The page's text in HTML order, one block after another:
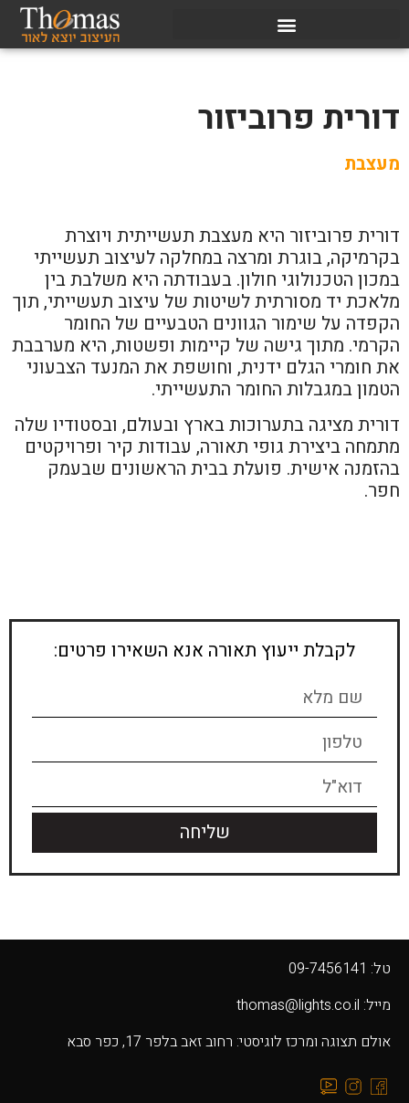
דורית פרוביזור
מעצבת
דורית פרוביזור היא מעצבת תעשייתית ויוצרת
בקרמיקה, בוגרת ומרצה במחלקה לעיצוב תעשייתי
במכון הטכנולוגי חולון. בעבודתה היא משלבת בין
מלאכת יד מסורתית לשיטות של עיצוב תעשייתי, תוך
הקפדה על שימור הגוונים הטבעיים של החומר
הקרמי. מתוך גישה של קיימות ופשטות, היא מערבבת
את חומרי הגלם ידנית, וחושפת את המנעד הצבעוני
הטמון במגבלות החומר התעשייתי.
דורית מציגה בתערוכות בארץ ובעולם, ובסטודיו שלה
מתמחה ביצירת גופי תאורה, עבודות קיר ופרויקטים
בהזמנה אישית. פועלת בבית הראשונים שבעמק
חפר.
לקבלת ייעוץ תאורה אנא השאירו פרטים:
שליחה
טל: 09-7456141
מייל: thomas@lights.co.il‬
אולם תצוגה ומרכז לוגיסטי: רחוב זאב בלפר 17, כפר סבא